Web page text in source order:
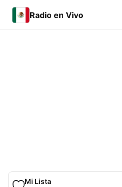
Radio en Vivo
Mi Lista